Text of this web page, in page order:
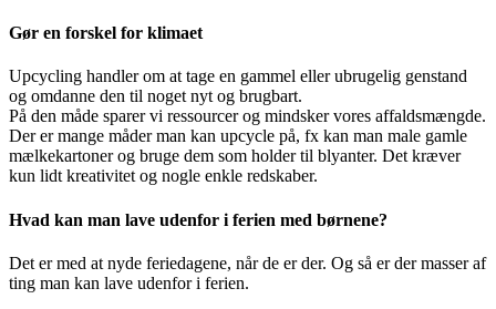
Gør en forskel for klimaet
Upcycling handler om at tage en gammel eller ubrugelig genstand
og omdanne den til noget nyt og brugbart.
På den måde sparer vi ressourcer og mindsker vores affaldsmængde.
Der er mange måder man kan upcycle på, fx kan man male gamle
mælkekartoner og bruge dem som holder til blyanter. Det kræver
kun lidt kreativitet og nogle enkle redskaber.
Hvad kan man lave udenfor i ferien med børnene?
Det er med at nyde feriedagene, når de er der. Og så er der masser af
ting man kan lave udenfor i ferien.